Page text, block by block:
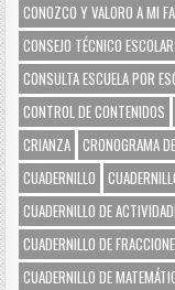
CONOZCO Y VALORO A MI
CONSEJO TÉCNICO ESCOLAR
CONSULTA ESCUELA POR
CONTROL DE CONTENIDOS
CRIANZA CRONOGRAMA
CUADERNILLO
CUADERNILLO DE
CUADERNILLO DE
CUADERNILLO DE